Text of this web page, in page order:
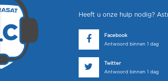
Heeft u onze hulp nodig?
Facebook
Antwoord binnen 1 dag
Twitter
Antwoord binnen 1 dag